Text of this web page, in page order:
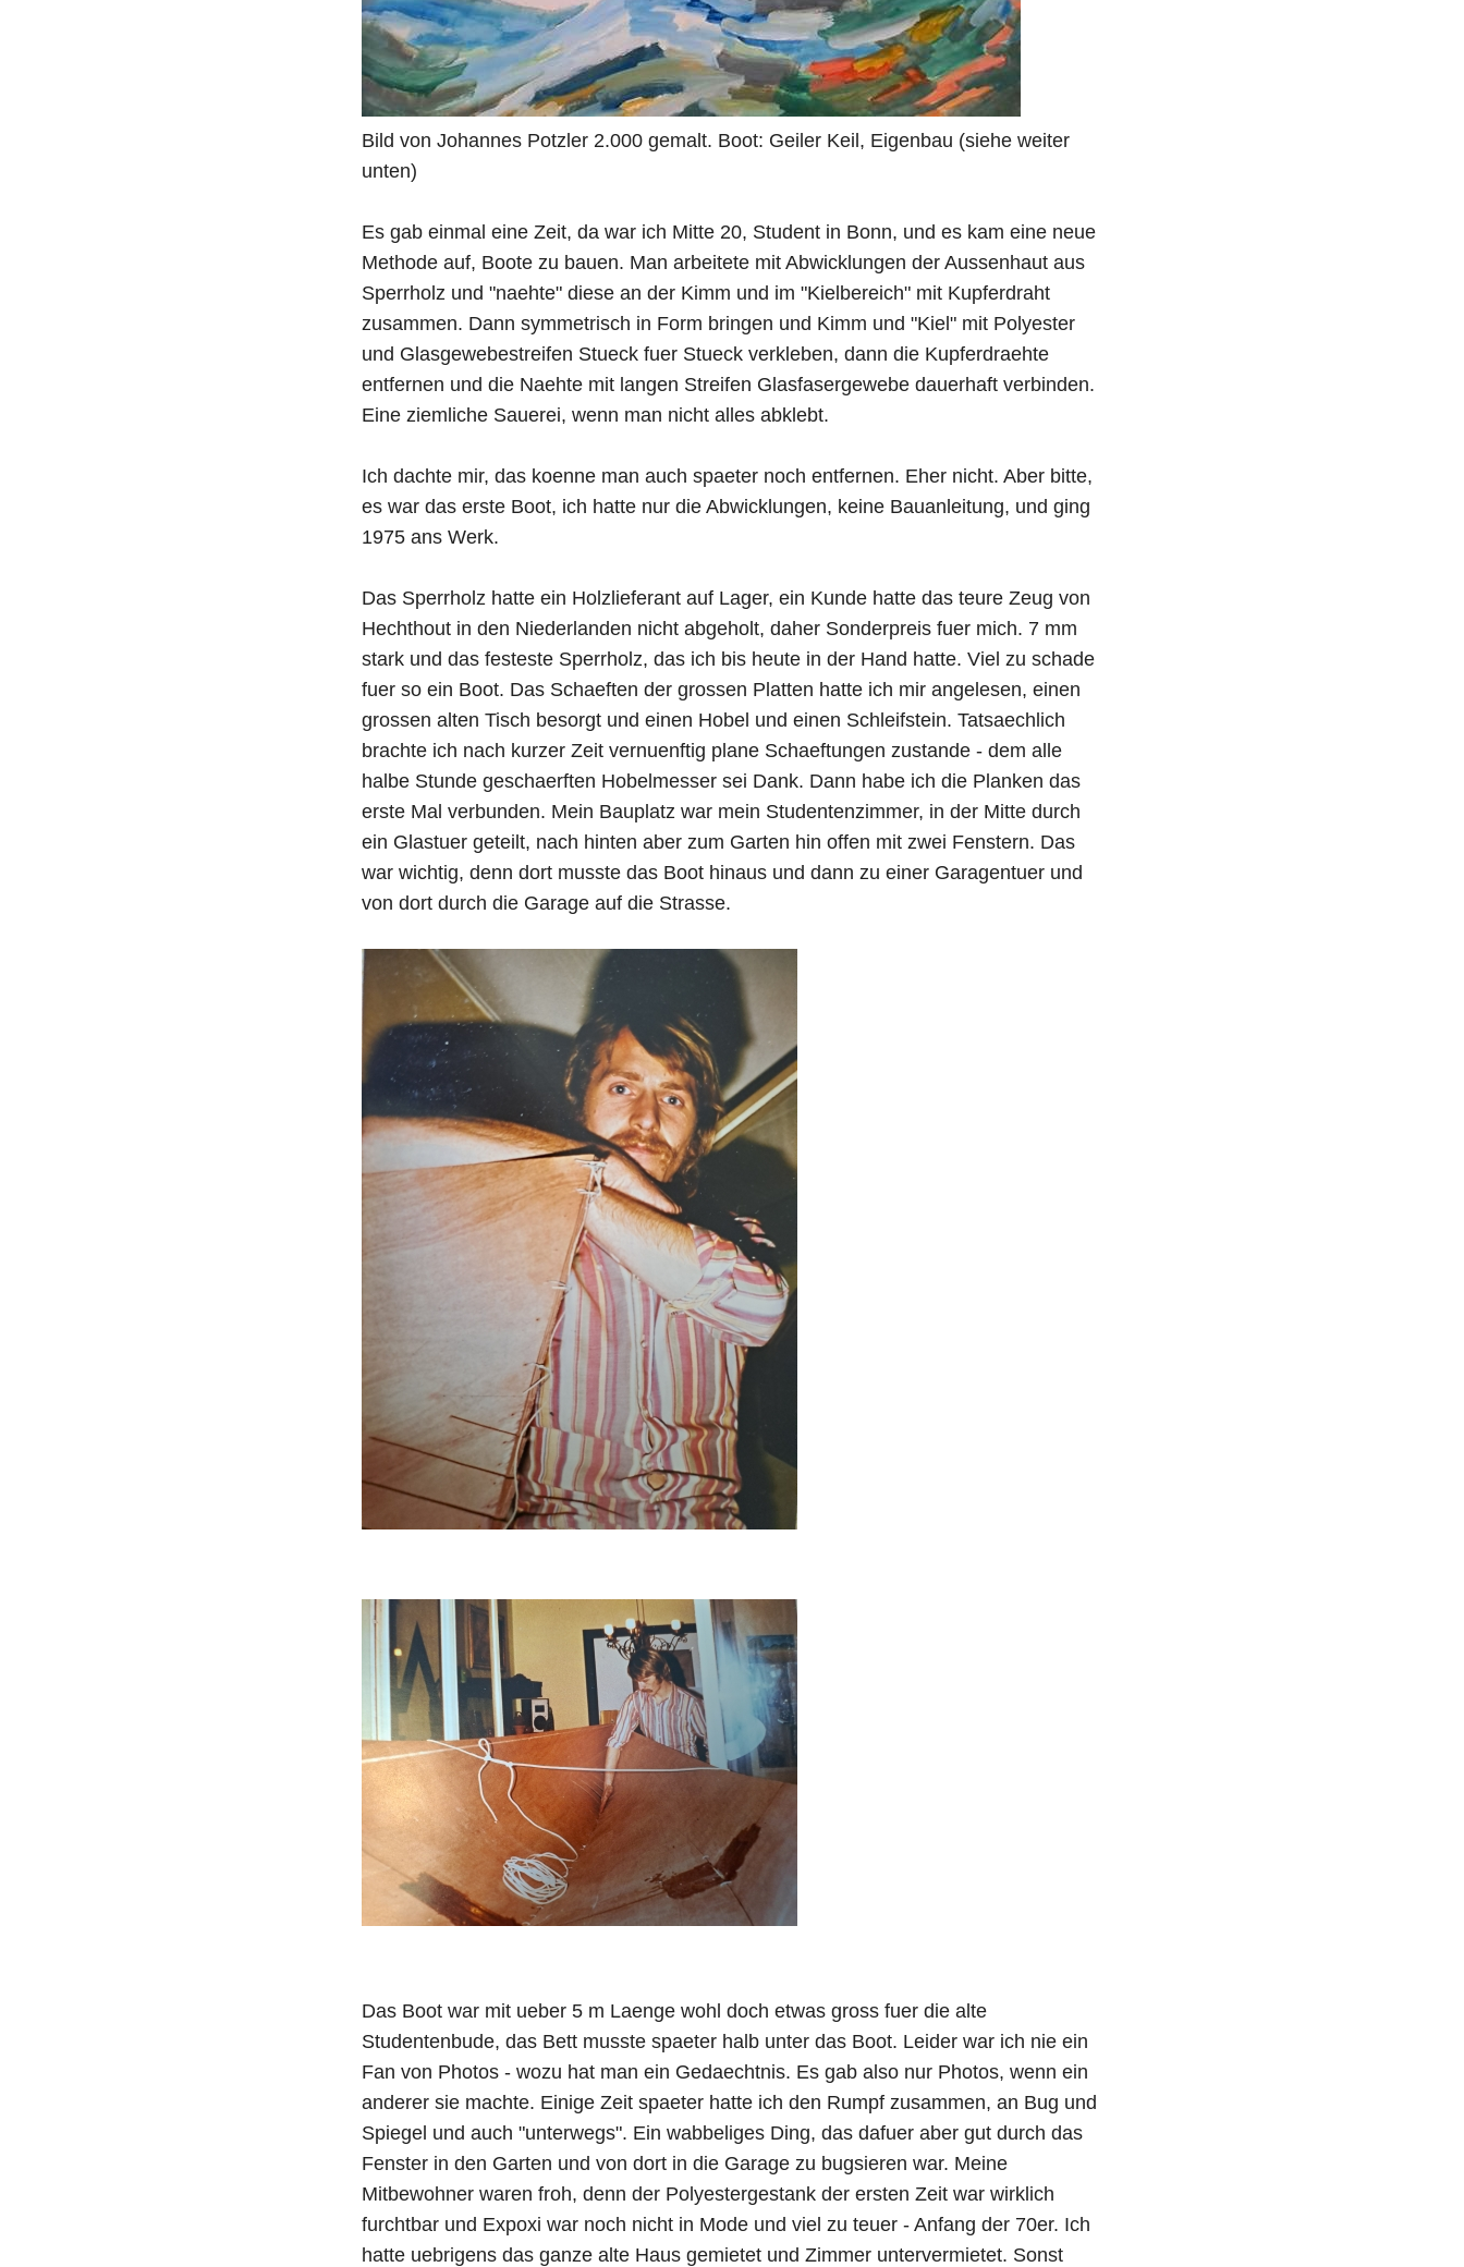
Bild von Johannes Potzler 2.000 gemalt. Boot: Geiler Keil, Eigenbau (siehe weiter
unten)
Es gab einmal eine Zeit, da war ich Mitte 20, Student in Bonn, und es kam eine neue
Methode auf, Boote zu bauen. Man arbeitete mit Abwicklungen der Aussenhaut aus
Sperrholz und "naehte" diese an der Kimm und im "Kielbereich" mit Kupferdraht
zusammen. Dann symmetrisch in Form bringen und Kimm und "Kiel" mit Polyester
und Glasgewebestreifen Stueck fuer Stueck verkleben, dann die Kupferdraehte
entfernen und die Naehte mit langen Streifen Glasfasergewebe dauerhaft verbinden.
Eine ziemliche Sauerei, wenn man nicht alles abklebt.
Ich dachte mir, das koenne man auch spaeter noch entfernen. Eher nicht. Aber bitte,
es war das erste Boot, ich hatte nur die Abwicklungen, keine Bauanleitung, und ging
1975 ans Werk.
Das Sperrholz hatte ein Holzlieferant auf Lager, ein Kunde hatte das teure Zeug von
Hechthout in den Niederlanden nicht abgeholt, daher Sonderpreis fuer mich. 7 mm
stark und das festeste Sperrholz, das ich bis heute in der Hand hatte. Viel zu schade
fuer so ein Boot. Das Schaeften der grossen Platten hatte ich mir angelesen, einen
grossen alten Tisch besorgt und einen Hobel und einen Schleifstein. Tatsaechlich
brachte ich nach kurzer Zeit vernuenftig plane Schaeftungen zustande - dem alle
halbe Stunde geschaerften Hobelmesser sei Dank. Dann habe ich die Planken das
erste Mal verbunden. Mein Bauplatz war mein Studentenzimmer, in der Mitte durch
ein Glastuer geteilt, nach hinten aber zum Garten hin offen mit zwei Fenstern. Das
war wichtig, denn dort musste das Boot hinaus und dann zu einer Garagentuer und
von dort durch die Garage auf die Strasse.
Das Boot war mit ueber 5 m Laenge wohl doch etwas gross fuer die alte
Studentenbude, das Bett musste spaeter halb unter das Boot. Leider war ich nie ein
Fan von Photos - wozu hat man ein Gedaechtnis. Es gab also nur Photos, wenn ein
anderer sie machte. Einige Zeit spaeter hatte ich den Rumpf zusammen, an Bug und
Spiegel und auch "unterwegs". Ein wabbeliges Ding, das dafuer aber gut durch das
Fenster in den Garten und von dort in die Garage zu bugsieren war. Meine
Mitbewohner waren froh, denn der Polyestergestank der ersten Zeit war wirklich
furchtbar und Expoxi war noch nicht in Mode und viel zu teuer - Anfang der 70er. Ich
hatte uebrigens das ganze alte Haus gemietet und Zimmer untervermietet. Sonst